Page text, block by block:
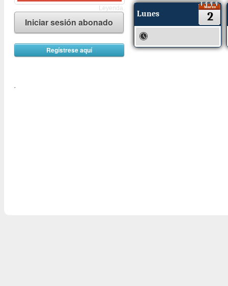
Leyenda.
Iniciar sesión abonado
Regístrese aquí
Lunes
Marzo
2